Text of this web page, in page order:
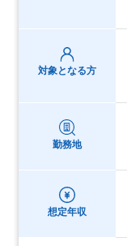
対象となる方
勤務地
想定年収